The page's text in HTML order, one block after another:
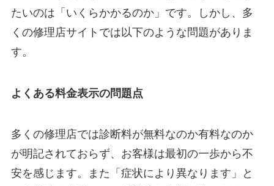
たいのは「いくらかかるのか」です。しかし、多
くの修理店サイトでは以下のような問題がありま
す。
よくある料金表示の問題点
多くの修理店では診断料が無料なのか有料なのか
が明記されておらず、お客様は最初の一歩から不
安を感じます。また「症状により異なります」と